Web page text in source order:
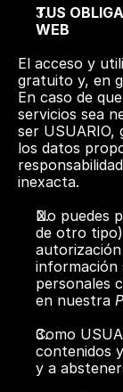
TUS
WEB
El acceso y
gratuito y, en
En caso de
servicios sea
ser USUARIO,
los datos
inexacta.
No puedes
de otro
información
personales
en nuestra
Como
contenidos
y a